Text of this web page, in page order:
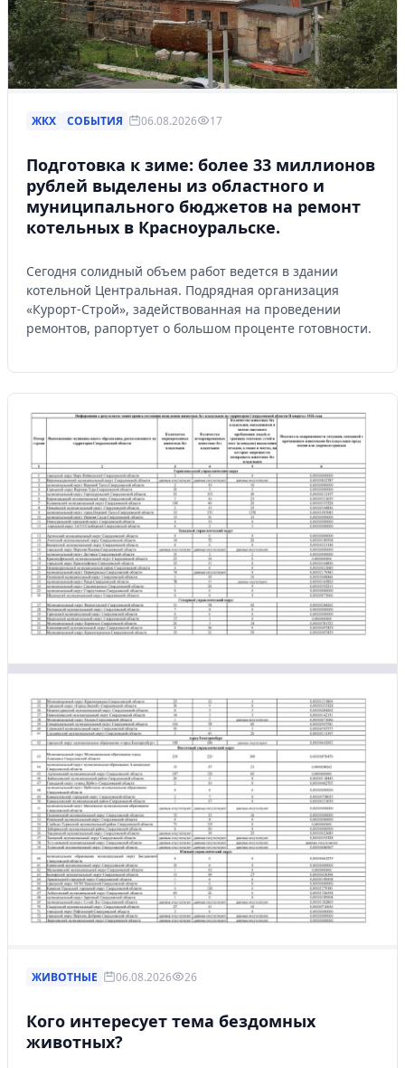
ЖКХ СОБЫТИЯ 06.08.2026 17
Подготовка к зиме: более 33 миллионов
рублей выделены из областного и
муниципального бюджетов на ремонт
котельных в Красноуральске.
Сегодня солидный объем работ ведется в здании
котельной Центральная. Подрядная организация
«Курорт-Строй», задействованная на проведении
ремонтов, рапортует о большом проценте готовности.
ЖИВОТНЫЕ 06.08.2026 26
Кого интересует тема бездомных
животных?